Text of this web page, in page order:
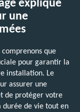
explique
une
comprenons que
pour garantir la
installation. Le
assurer une
de protéger votre
durée de vie tout en